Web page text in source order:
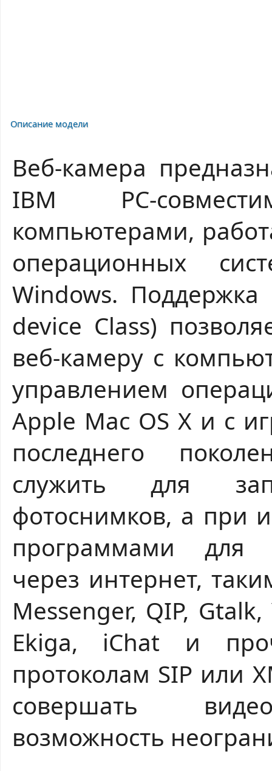
Описание модели
Веб-камера
IBM PC-
компьютерами,
операционных
Windows. Поддержка
device Class)
веб-камеру с
управлением
Apple Mac OS X и с
последнего
служить для
фотоснимков, а при
программами для
через интернет,
Messenger, QIP,
Ekiga, iChat и
протоколам SIP или
совершать
возможность